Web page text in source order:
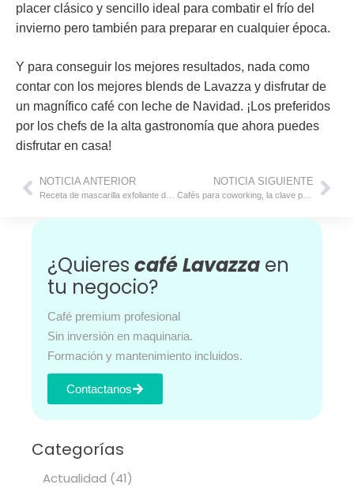
placer clásico y sencillo ideal para combatir el frío del
invierno pero también para preparar en cualquier época.
Y para conseguir los mejores resultados, nada como
contar con los mejores blends de Lavazza y disfrutar de
un magnífico café con leche de Navidad. ¡Los preferidos
por los chefs de la alta gastronomía que ahora puedes
disfrutar en casa!
NOTICIA ANTERIOR NOTICIA SIGUIENTE
Cafés para coworking, la clave para hacer más agradables los espacios compartidos
¿Quieres café Lavazza en
tu negocio?
Café premium profesional
Sin inversión en maquinaria.
Formación y mantenimiento incluidos.
Contactanos
Categorías
Actualidad (41)